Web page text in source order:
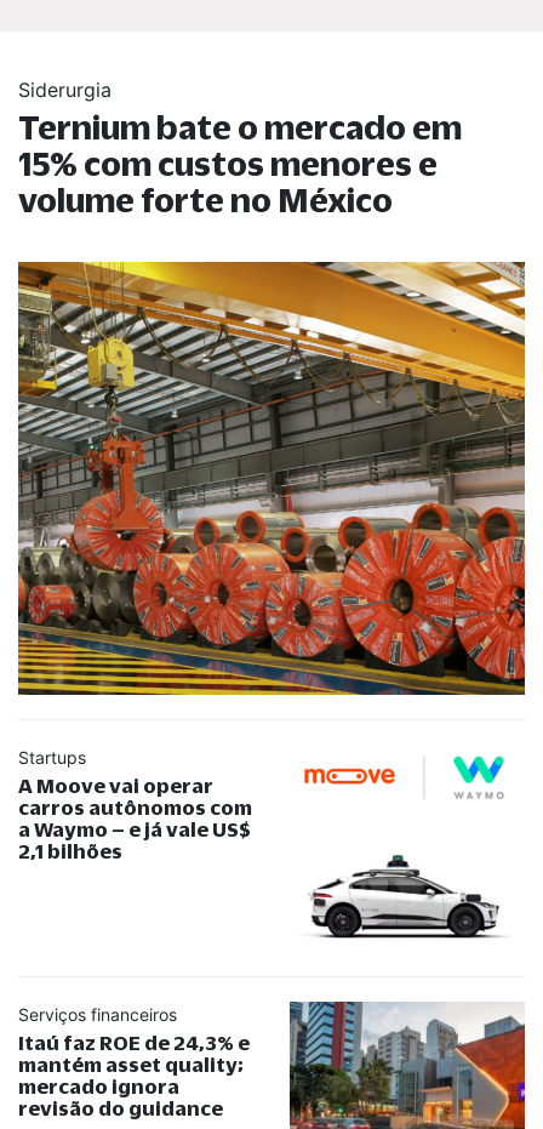
Siderurgia
Ternium bate o mercado em
15% com custos menores e
volume forte no México
Startups
A Moove vai operar
carros autônomos com
a Waymo – e já vale US$
2,1 bilhões
Serviços financeiros
Itaú faz ROE de 24,3% e
mantém asset quality;
mercado ignora
revisão do guidance